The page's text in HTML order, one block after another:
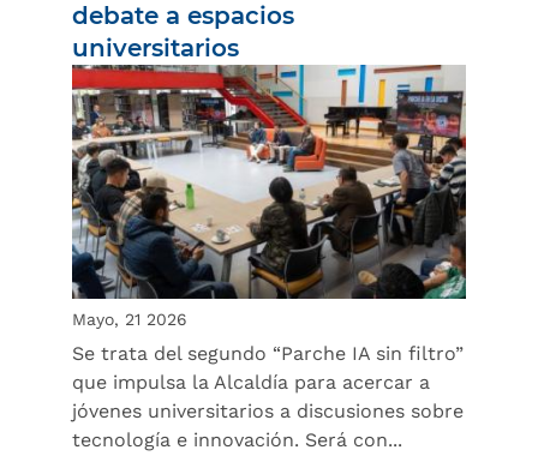
debate a espacios
universitarios
Mayo, 21 2026
Se trata del segundo “Parche IA sin filtro”
que impulsa la Alcaldía para acercar a
jóvenes universitarios a discusiones sobre
tecnología e innovación. Será con...